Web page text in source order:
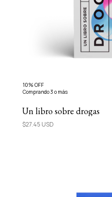
10% OFF
Comprando 3 o más
Un libro sobre drogas
$27.45 USD